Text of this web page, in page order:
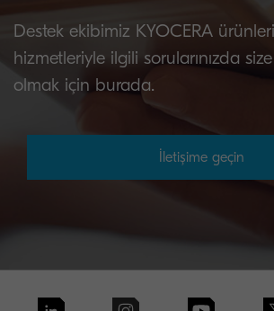
Destek ekibimiz KYOCERA
hizmetleriyle ilgili sorularınızda size
olmak için burada.
İletişime geçin